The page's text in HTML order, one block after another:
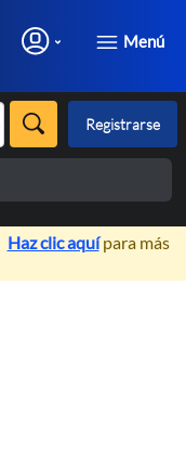
Menú
Registrarse
×
Haz clic aquípara más